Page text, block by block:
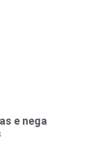
e nega